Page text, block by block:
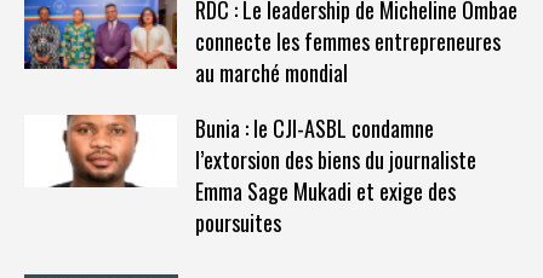
RDC : Le leadership de Micheline Ombae
connecte les femmes entrepreneures
au marché mondial
Bunia : le CJI-ASBL condamne
l’extorsion des biens du journaliste
Emma Sage Mukadi et exige des
poursuites